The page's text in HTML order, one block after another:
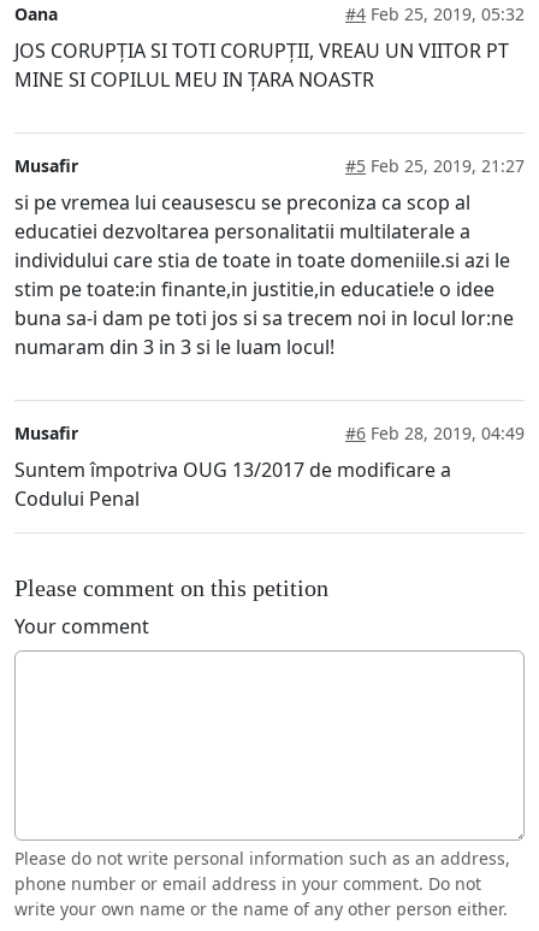
Oana #4 Feb 25, 2019, 05:32
JOS CORUPȚIA SI TOTI CORUPȚII, VREAU UN VIITOR PT
MINE SI COPILUL MEU IN ȚARA NOASTR
Musafir #5 Feb 25, 2019, 21:27
si pe vremea lui ceausescu se preconiza ca scop al
educatiei dezvoltarea personalitatii multilaterale a
individului care stia de toate in toate domeniile.si azi le
stim pe toate:in finante,in justitie,in educatie!e o idee
buna sa-i dam pe toti jos si sa trecem noi in locul lor:ne
numaram din 3 in 3 si le luam locul!
Musafir #6 Feb 28, 2019, 04:49
Suntem împotriva OUG 13/2017 de modificare a
Codului Penal
Please comment on this petition
Your comment
Please do not write personal information such as an address,
phone number or email address in your comment. Do not
write your own name or the name of any other person either.